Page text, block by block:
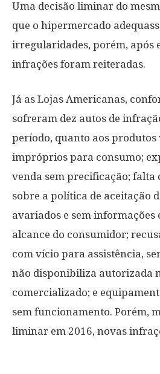
Uma decisão liminar do
que o hipermercado
irregularidades, porém, após
infrações foram reiteradas.
Já as Lojas Americanas,
sofreram dez autos de
período, quanto aos produtos
impróprios para consumo;
venda sem precificação; falta
sobre a política de aceitação
avariados e sem informações
alcance do consumidor;
com vício para assistência,
não disponibiliza autorizada
comercializado; e
sem funcionamento. Porém,
liminar em 2016, novas